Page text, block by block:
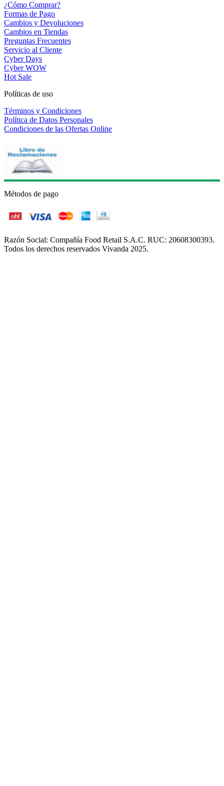
¿Cómo Comprar?
Formas de Pago
Cambios y Devoluciones
Cambios en Tiendas
Preguntas Frecuentes
Servicio al Cliente
Cyber Days
Cyber WOW
Hot Sale
Políticas de uso
Términos y Condiciones
Política de Datos Personales
Condiciones de las Ofertas Online
Métodos de pago
Razón Social: Compañía Food Retail S.A.C. RUC: 20608300393.
Todos los derechos reservados Vivanda 2025.